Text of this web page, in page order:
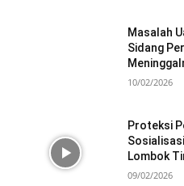
Masalah
Sidang
10/02/2026
Proteksi
Lombok
09/02/2026